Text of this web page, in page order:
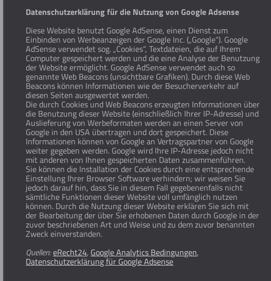
Datenschutzerklärung für die Nutzung von Google Adsense
Diese Website benutzt Google AdSense, einen Dienst zum
Einbinden von Werbeanzeigen der Google Inc. („Google“). Google
AdSense verwendet sog. „Cookies“, Textdateien, die auf Ihrem
Computer gespeichert werden und die eine Analyse der Benutzung
der Website ermöglicht. Google AdSense verwendet auch so
genannte Web Beacons (unsichtbare Grafiken). Durch diese Web
Beacons können Informationen wie der Besucherverkehr auf
diesen Seiten ausgewertet werden.
Die durch Cookies und Web Beacons erzeugten Informationen über
die Benutzung dieser Website (einschließlich Ihrer IP-Adresse) und
Auslieferung von Werbeformaten werden an einen Server von
Google in den USA übertragen und dort gespeichert. Diese
Informationen können von Google an Vertragspartner von Google
weiter gegeben werden. Google wird Ihre IP-Adresse jedoch nicht
mit anderen von Ihnen gespeicherten Daten zusammenführen.
Sie können die Installation der Cookies durch eine entsprechende
Einstellung Ihrer Browser Software verhindern; wir weisen Sie
jedoch darauf hin, dass Sie in diesem Fall gegebenenfalls nicht
sämtliche Funktionen dieser Website voll umfänglich nutzen
können. Durch die Nutzung dieser Website erklären Sie sich mit
der Bearbeitung der über Sie erhobenen Daten durch Google in der
zuvor beschriebenen Art und Weise und zu dem zuvor benannten
Zweck einverstanden.
Quellen:eRecht24, Google Analytics Bedingungen,
Datenschutzerklärung für Google Adsense